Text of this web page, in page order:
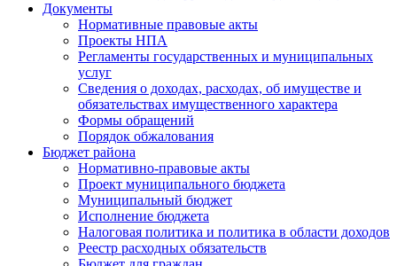
Документы
Нормативные правовые акты
Проекты НПА
Регламенты государственных и муниципальных
услуг
Сведения о доходах, расходах, об имуществе и
обязательствах имущественного характера
Формы обращений
Порядок обжалования
Бюджет района
Нормативно-правовые акты
Проект муниципального бюджета
Муниципальный бюджет
Исполнение бюджета
Налоговая политика и политика в области доходов
Реестр расходных обязательств